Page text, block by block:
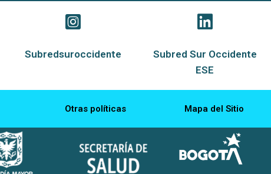
Subredsuroccidente
Subred Sur Occidente
ESE
Otras políticas Mapa del Sitio